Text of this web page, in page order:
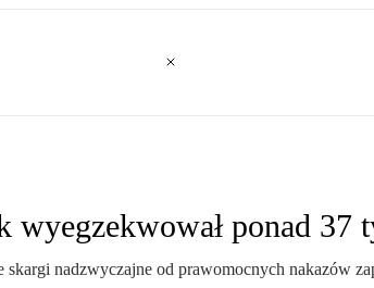
ponad 37
nadzwyczajne od prawomocnych nakazów